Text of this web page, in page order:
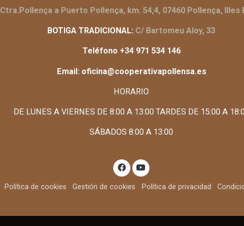
Ctra.Pollença a Puerto Pollença, km. 54,4, 07460 Pollença, Illes
BOTIGA TRADICIONAL: C/ Bartomeu Aloy, 33
Teléfono +34 971 534 146
Email: oficina@cooperativapollensa.es
HORARIO
DE LUNES A VIERNES DE 8:00 A 13:00 TARDES DE 15:00 A
SÁBADOS 8:00 A 13:00
Política de cookies Gestión de cookies Política de privacidad